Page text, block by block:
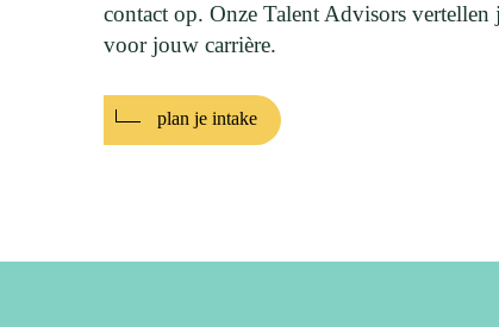
contact op. Onze Talent Advisors vertellen
voor jouw carrière.
plan je intake